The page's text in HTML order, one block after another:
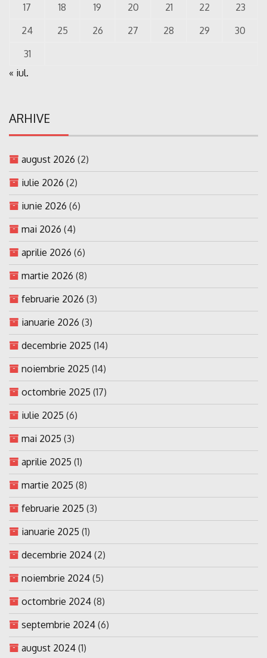
17
18 19 20 21 22
23
24
25 26 27 28 29
30
31
« iul.
ARHIVE
august 2026 (2)
iulie 2026 (2)
iunie 2026 (6)
mai 2026 (4)
aprilie 2026 (6)
martie 2026 (8)
februarie 2026 (3)
ianuarie 2026 (3)
decembrie 2025 (14)
noiembrie 2025 (14)
octombrie 2025 (17)
iulie 2025 (6)
mai 2025 (3)
aprilie 2025 (1)
martie 2025 (8)
februarie 2025 (3)
ianuarie 2025 (1)
decembrie 2024 (2)
noiembrie 2024 (5)
octombrie 2024 (8)
septembrie 2024 (6)
august 2024 (1)